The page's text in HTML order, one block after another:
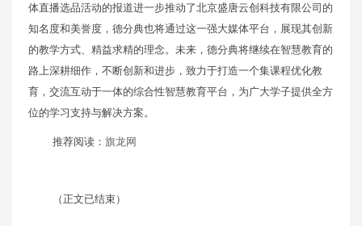
体直播选品活动的报道进一步推动了北京盛唐云创科技有限公司的
知名度和美誉度，德分典也将通过这一强大媒体平台，展现其创新
的教学方式、精益求精的理念。未来，德分典将继续在智慧教育的
路上深耕细作，不断创新和进步，致力于打造一个集课程优化教
育，交流互动于一体的综合性智慧教育平台，为广大学子提供全方
位的学习支持与解决方案。
推荐阅读： 旗龙网
（正文已结束）